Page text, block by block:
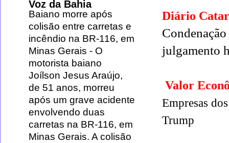
Diário
julgamento
Valor
Empresas
Trump
Voz da Bahia
Baiano morre após
colisão entre carretas e
incêndio na BR-116, em
Minas Gerais - O
motorista baiano
Joílson Jesus Araújo,
de 51 anos, morreu
após um grave acidente
envolvendo duas
carretas na BR-116, em
Minas Gerais. A colisão